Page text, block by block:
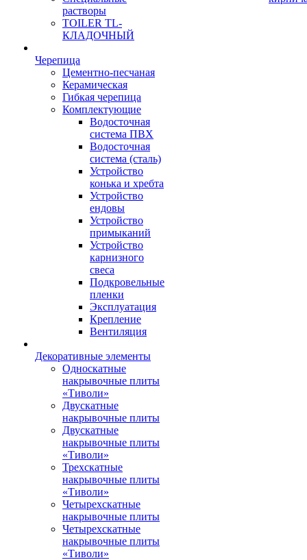
растворы
TOILER TL-
КЛАДОЧНЫЙ
Черепица
Цементно-песчаная
Керамическая
Гибкая черепица
Комплектующие
Водосточная
система ПВХ
Водосточная
система (сталь)
Устройство
конька и хребта
Устройство
ендовы
Устройство
примыканий
Устройство
карнизного
свеса
Подкровельные
пленки
Эксплуатация
Крепление
Вентиляция
Декоративные элементы
Односкатные
накрывочные плиты
«Тиволи»
Двускатные
накрывочные плиты
Двускатные
накрывочные плиты
«Тиволи»
Трехскатные
накрывочные плиты
«Тиволи»
Четырехскатные
накрывочные плиты
Четырехскатные
накрывочные плиты
«Тиволи»